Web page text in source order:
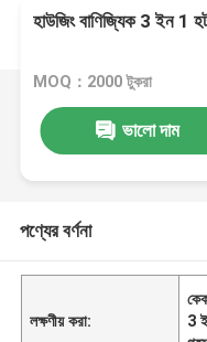
হাউজিং বাণিজ্যিক 3 ইন 1
MOQ：2000 টুকরা
ভালো দাম
পণ্যের বর্ণনা
লক্ষণীয় করা:
3